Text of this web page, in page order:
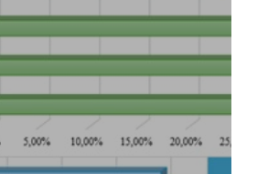
интервал
Средний Большой